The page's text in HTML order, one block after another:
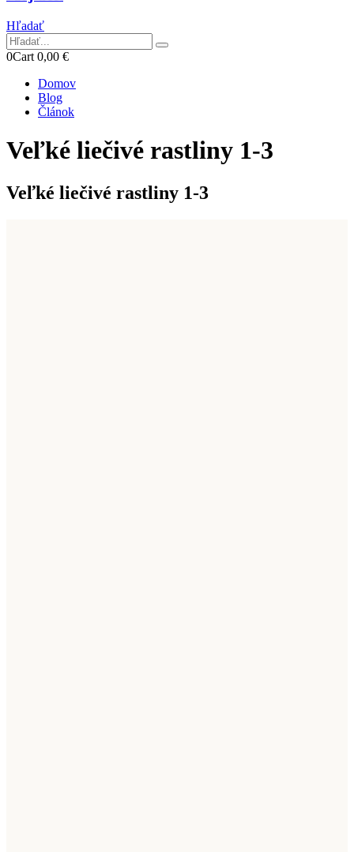
Hľadať
0Cart 0,00 €
Domov
Blog
Článok
Veľké liečivé rastliny 1-3
Veľké liečivé rastliny 1-3